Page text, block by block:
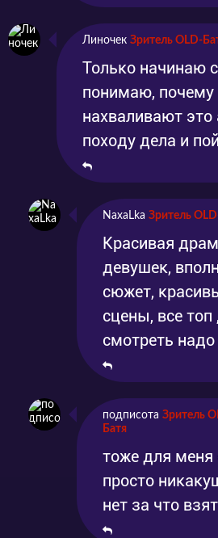
Линочек Зритель OLD-
Только начинаю
понимаю, почему
нахваливают
походу дела и
NaxaLka Зритель
Красивая
девушек,
сюжет,
сцены, все топ
смотреть надо
подписота Зритель
Батя
тоже для меня
просто
нет за что